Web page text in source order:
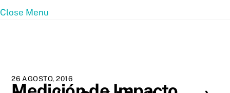
Close Menu
26 AGOSTO, 2016